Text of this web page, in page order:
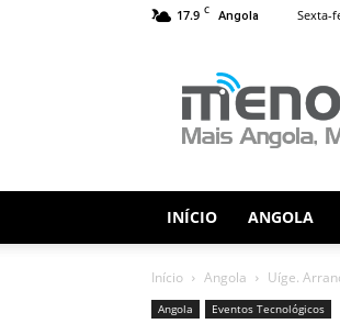
17.9 C Angola Sexta-
INÍCIO ANGOLA
Início Angola Uíge.
Angola Eventos Tecnológicos